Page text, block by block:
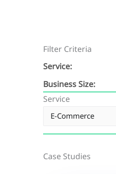
Filter Criteria
Service:
Business Size:
Service
Case Studies